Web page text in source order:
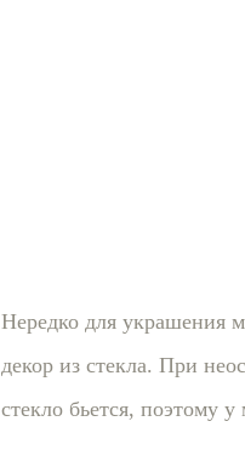
Нередко для украшения
декор из стекла. При
стекло бьется, поэтому